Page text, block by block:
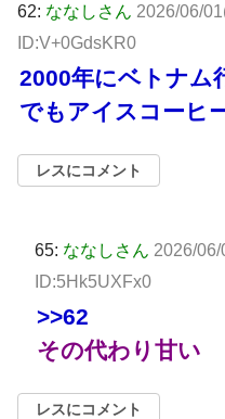
62: ななしさん 2026/06/
ID:V+0GdsKR0
2000年にベトナム
でもアイスコーヒ
レスにコメント
65: ななしさん 2026/
ID:5Hk5UXFx0
>>62
その代わり甘い
レスにコメント